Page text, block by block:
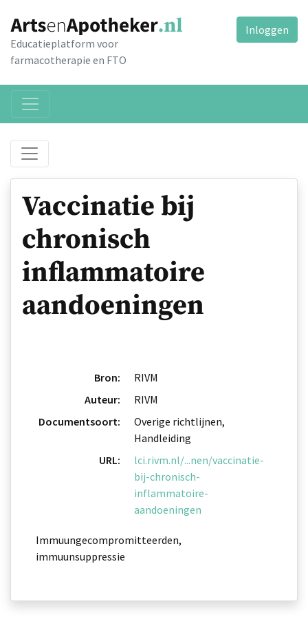
Educatieplatform voor
farmacotherapie en FTO
Inloggen
Vaccinatie bij
chronisch
inflammatoire
aandoeningen
Bron:
RIVM
Auteur:
RIVM
Documentsoort:
Overige richtlijnen,
Handleiding
URL:
lci.rivm.nl/...nen/vaccinatie-
bij-chronisch-
inflammatoire-
aandoeningen
Immuungecompromitteerden,
immuunsuppressie